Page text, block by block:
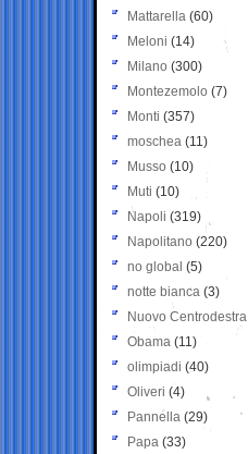
Mattarella (60)
Meloni (14)
Milano (300)
Montezemolo (7)
Monti (357)
moschea (11)
Musso (10)
Muti (10)
Napoli (319)
Napolitano (220)
no global (5)
notte bianca (3)
Nuovo Centrodestra
Obama (11)
olimpiadi (40)
Oliveri (4)
Pannella (29)
Papa (33)